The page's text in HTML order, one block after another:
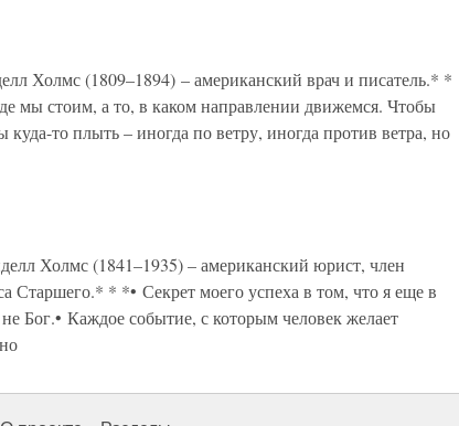
(1809–1894) – американский врач и писатель.* *
мы стоим, а то, в каком направлении движемся. Чтобы
то плыть – иногда по ветру, иногда против ветра, но
(1841–1935) – американский юрист, член
* *• Секрет моего успеха в том, что я еще в
Бог.• Каждое событие, с которым человек желает